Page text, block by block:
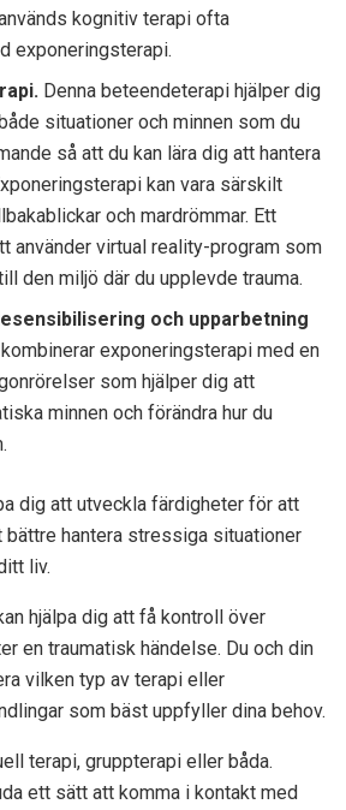
kognitiv terapi ofta
exponeringsterapi.
Denna beteendeterapi hjälper dig
situationer och minnen som du
så att du kan lära dig att hantera
kan vara särskilt
och mardrömmar. Ett
använder virtual reality-program som
den miljö där du upplevde trauma.
och upparbetning
kombinerar exponeringsterapi med en
som hjälper dig att
minnen och förändra hur du
dig att utveckla färdigheter för att
hantera stressiga situationer
liv.
hjälpa dig att få kontroll över
en traumatisk händelse. Du och din
vilken typ av terapi eller
som bäst uppfyller dina behov.
terapi, gruppterapi eller båda.
ett sätt att komma i kontakt med